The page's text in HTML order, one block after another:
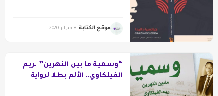
موقع الكتابة 8 فبراير 2020
“وسمية ما بين النهرين” لريم
الفيلكاوي.. الألم بطلا لرواية